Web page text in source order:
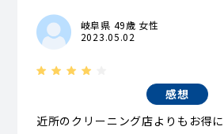
岐阜県 49歳 女性
2023.05.02
感想
近所のクリーニング店よりもお得